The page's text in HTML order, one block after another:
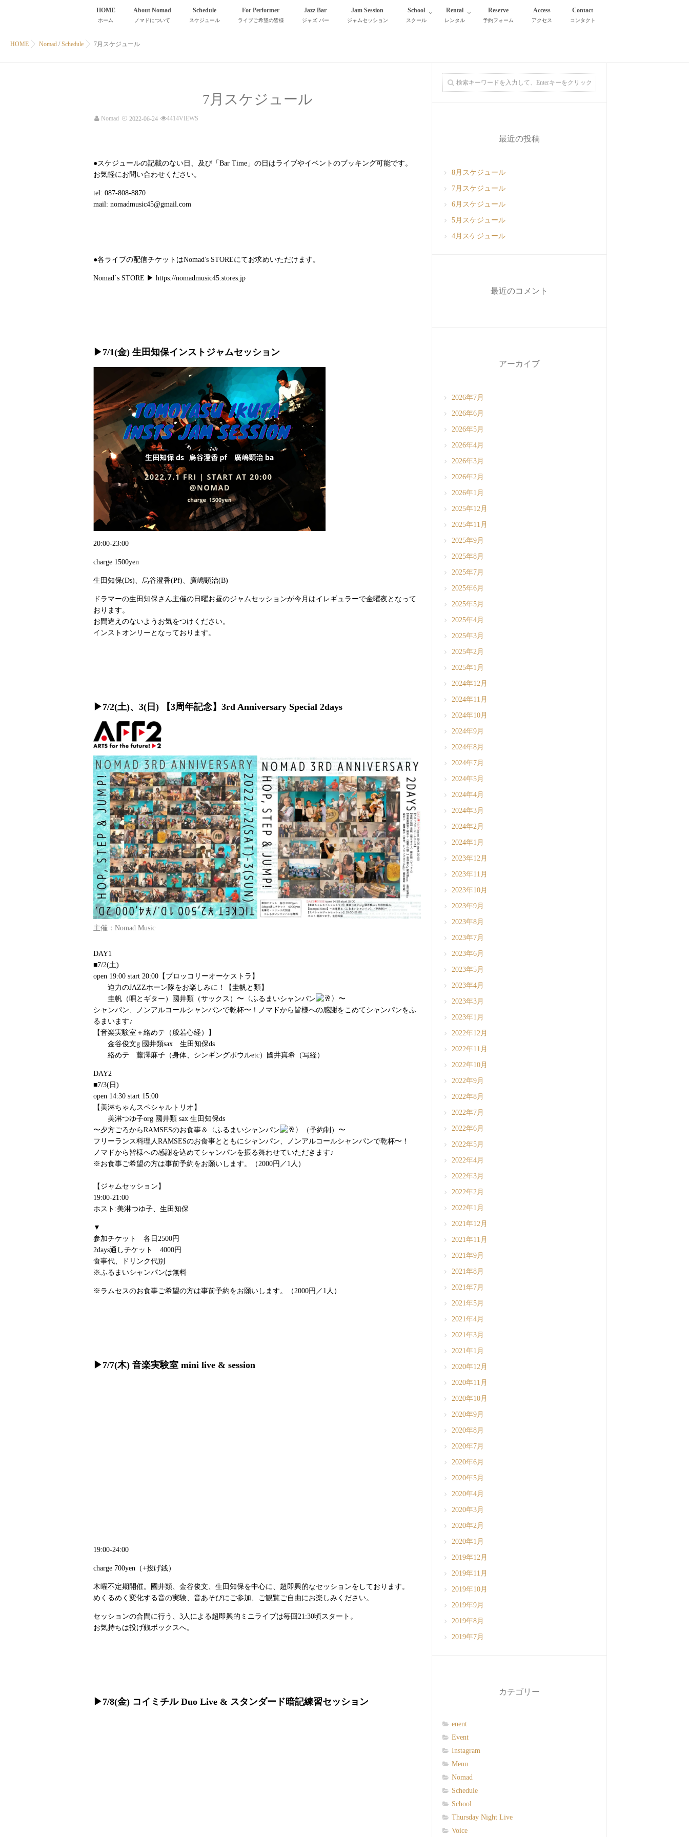
HOME
ホーム
About Nomad
ノマドについて
Schedule
スケジュール
For Performer
ライブご希望の皆様
Jazz Bar
ジャズ バー
Jam Session
ジャムセッション
School
スクール
Rental
レンタル
Reserve
予約フォーム
Access
アクセス
Contact
コンタクト
HOME Nomad /Schedule 7月スケジュール
7月スケジュール
Nomad 2022-06-24 4414VIEWS
●スケジュールの記載のない日、及び「Bar Time」の日はライブやイベントのブッキング可能です。
お気軽にお問い合わせください。
tel: 087-808-8870
mail: nomadmusic45@gmail.com
●各ライブの配信チケットはNomad's STOREにてお求めいただけます。
Nomad`s STORE ▶︎ https://nomadmusic45.stores.jp
▶︎7/1(金) 生田知保インストジャムセッション
20:00-23:00
charge 1500yen
生田知保(Ds)、烏谷澄香(Pf)、廣嶋顕治(B)
ドラマーの生田知保さん主催の日曜お昼のジャムセッションが今月はイレギュラーで金曜夜となって
おります。
お間違えのないようお気をつけください。
インストオンリーとなっております。
▶︎7/2(土)、3(日) 【3周年記念】3rd Anniversary Special 2days
主催：Nomad Music
DAY1
■7/2(土)
open 19:00 start 20:00【ブロッコリーオーケストラ】
迫力のJAZZホーン隊をお楽しみに！【圭帆と類】
圭帆（唄とギター）國井類（サックス）〜〈ふるまいシャンパン
〉〜
シャンパン、ノンアルコールシャンパンで乾杯〜！ノマドから皆様への感謝をこめてシャンパンをふ
るまいます♪
【音楽実験室＋絡めテ（般若心経）】
金谷俊文g 國井類sax 生田知保ds
絡めテ 藤澤麻子（身体、シンギングボウルetc）國井真希（写経）
DAY2
■7/3(日)
open 14:30 start 15:00
【美淋ちゃんスペシャルトリオ】
美淋つゆ子org 國井類 sax 生田知保ds
〜夕方ごろからRAMSESのお食事＆〈ふるまいシャンパン
〉（予約制）〜
フリーランス料理人RAMSESのお食事とともにシャンパン、ノンアルコールシャンパンで乾杯〜！
ノマドから皆様への感謝を込めてシャンパンを振る舞わせていただきます♪
※お食事ご希望の方は事前予約をお願いします。（2000円／1人）
【ジャムセッション】
19:00-21:00
ホスト:美淋つゆ子、生田知保
▼
参加チケット 各日2500円
2days通しチケット 4000円
食事代、ドリンク代別
※ふるまいシャンパンは無料
※ラムセスのお食事ご希望の方は事前予約をお願いします。（2000円／1人）
▶︎7/7(木) 音楽実験室 mini live & session
19:00-24:00
charge 700yen（+投げ銭）
木曜不定期開催。國井類、金谷俊文、生田知保を中心に、超即興的なセッションをしております。
めくるめく変化する音の実験、音あそびにご参加、ご観覧ご自由にお楽しみください。
セッションの合間に行う、3人による超即興的ミニライブは毎回21:30頃スタート。
お気持ちは投げ銭ボックスへ。
▶︎7/8(金) コイミチル Duo Live & スタンダード暗記練習セッション
最近の投稿
8月スケジュール
7月スケジュール
6月スケジュール
5月スケジュール
4月スケジュール
最近のコメント
アーカイブ
2026年7月
2026年6月
2026年5月
2026年4月
2026年3月
2026年2月
2026年1月
2025年12月
2025年11月
2025年9月
2025年8月
2025年7月
2025年6月
2025年5月
2025年4月
2025年3月
2025年2月
2025年1月
2024年12月
2024年11月
2024年10月
2024年9月
2024年8月
2024年7月
2024年5月
2024年4月
2024年3月
2024年2月
2024年1月
2023年12月
2023年11月
2023年10月
2023年9月
2023年8月
2023年7月
2023年6月
2023年5月
2023年4月
2023年3月
2023年1月
2022年12月
2022年11月
2022年10月
2022年9月
2022年8月
2022年7月
2022年6月
2022年5月
2022年4月
2022年3月
2022年2月
2022年1月
2021年12月
2021年11月
2021年9月
2021年8月
2021年7月
2021年5月
2021年4月
2021年3月
2021年1月
2020年12月
2020年11月
2020年10月
2020年9月
2020年8月
2020年7月
2020年6月
2020年5月
2020年4月
2020年3月
2020年2月
2020年1月
2019年12月
2019年11月
2019年10月
2019年9月
2019年8月
2019年7月
カテゴリー
enent
Event
Instagram
Menu
Nomad
Schedule
School
Thursday Night Live
Voice